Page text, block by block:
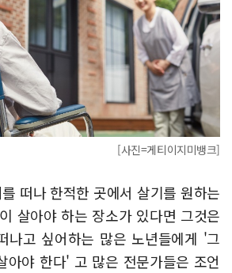
[사진=게티이지미뱅크]
떠나 한적한 곳에서 살기를 원하는
살아야 하는 장소가 있다면 그것은
나고 싶어하는 많은 노년들에게 '그
아야 한다' 고 많은 전문가들은 조언